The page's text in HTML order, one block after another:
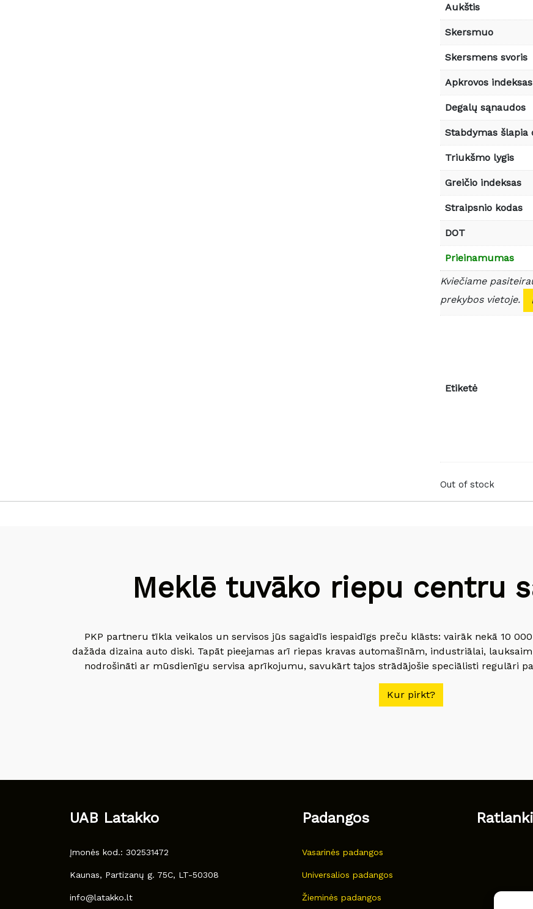
Aukštis
Skersmuo
Skersmens svoris
Apkrovos indeksas
Degalų sąnaudos
Stabdymas šlapia
Triukšmo lygis
Greičio indeksas
Straipsnio kodas
DOT
Prieinamumas
Kviečiame
prekybos vietoje.
Etiketė
Out of stock
Meklē tuvāko riepu centru
PKP partneru tīkla veikalos un servisos jūs sagaidīs iespaidīgs preču klāsts: vairāk nekā 10
dažāda dizaina auto diski. Tapāt pieejamas arī riepas kravas automašīnām, industriālai,
nodrošināti ar mūsdienīgu servisa aprīkojumu, savukārt tajos strādājošie speciālisti regulāri
Kur pirkt?
UAB Latakko
Įmonės kod.: 302531472
Kaunas, Partizanų g. 75C, LT-50308
info@latakko.lt
Padangos
Vasarinės padangos
Universalios padangos
Žieminės padangos